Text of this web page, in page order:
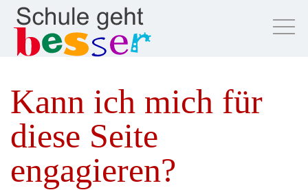
Kann ich mich für
diese Seite
engagieren?